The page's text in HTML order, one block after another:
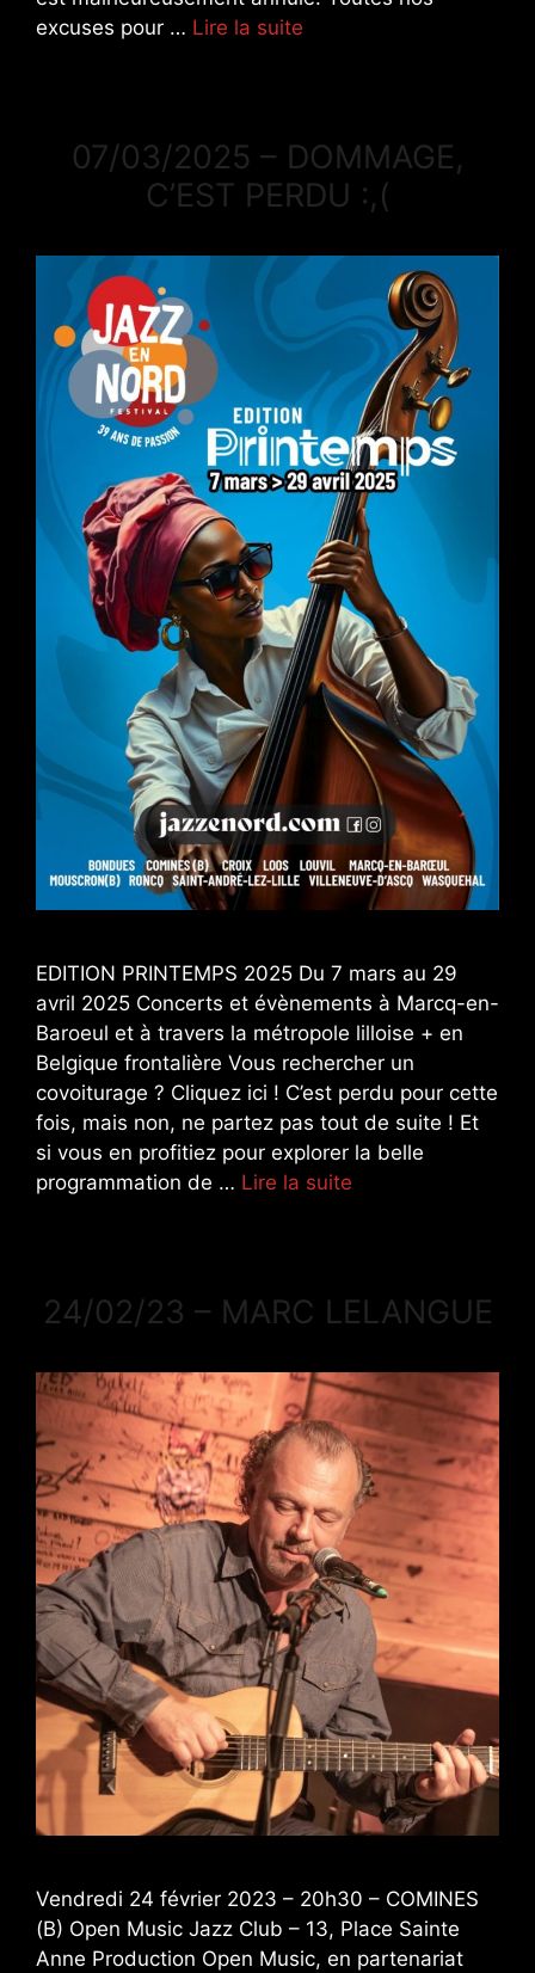
excuses pour … Lire la suite
07/03/2025 – DOMMAGE,
C’EST PERDU :,(
EDITION PRINTEMPS 2025 Du 7 mars au 29
avril 2025 Concerts et évènements à Marcq-en-
Baroeul et à travers la métropole lilloise + en
Belgique frontalière Vous rechercher un
covoiturage ? Cliquez ici ! C’est perdu pour cette
fois, mais non, ne partez pas tout de suite ! Et
si vous en profitiez pour explorer la belle
programmation de … Lire la suite
24/02/23 – MARC LELANGUE
Vendredi 24 février 2023 – 20h30 – COMINES
(B) Open Music Jazz Club – 13, Place Sainte
Anne Production Open Music, en partenariat